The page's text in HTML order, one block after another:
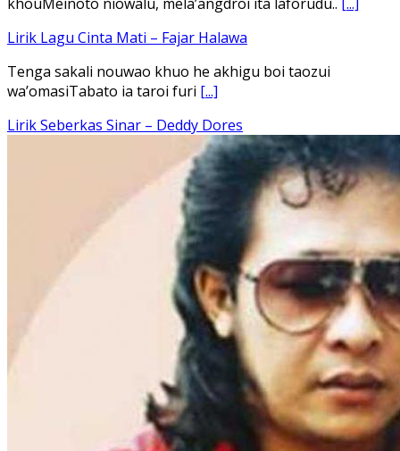
Ena’o natola ukhamoHaga mbawa ba desa’aUhalo ube’e
khomoUohe ia ube bangaimo Ena’o
Lirik Lagu FAFOFA Ciptaan Fajar Halawa Vocal Rendi Gulo